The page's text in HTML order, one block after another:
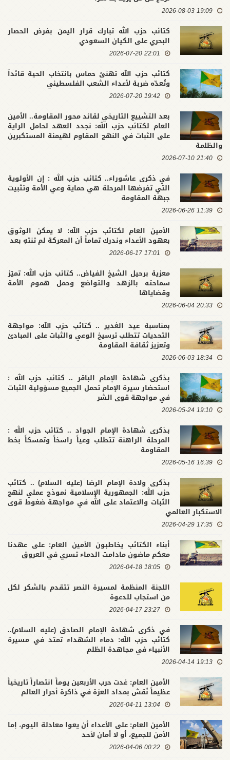
19:09 2026-08-03
كتائب حزب الله تبارك قرار اليمن بفرض الحصار
البحري على الكيان السعودي
22:01 2026-07-20
كتائب حزب الله تهنئ حماس بانتخاب الحية قائداً
وتُعدّه ضربة لأعداء الشعب الفلسطيني
19:42 2026-07-20
بعد التشييع التاريخي لقائد محور المقاومة.. الأمين
العام لكتائب حزب الله: نجدد العهد لحامل الراية
على الثبات في النهج المقاوم لهيمنة المستكبرين
والظلمة
21:40 2026-07-10
في ذكرى عاشوراء.. كتائب حزب الله : إن الأولوية
التي تفرضها المرحلة هي حماية وعي الأمة وتثبيت
جبهة المقاومة
11:39 2026-06-26
الأمين العام لكتائب حزب الله: لا يمكن الوثوق
بعهود الأعداء وندرك تماماً أن المعركة لم تنتهِ بعد
17:01 2026-06-17
معزية برحيل الشيخ الفياض.. كتائب حزب الله: تميّز
سماحته بالزهد والتواضع وحمل هموم الأمة
وقضاياها
20:33 2026-06-04
بمناسبة عيد الغدير .. كتائب حزب الله: مواجهة
التحديات تتطلب ترسيخ الوعي والثبات على المبادئ
وتعزيز ثقافة المقاومة
18:34 2026-06-03
بذكرى شهادة الإمام الباقر .. كتائب حزب الله :
استحضار سيرة الإمام تحمل الجميع مسؤولية الثبات
في مواجهة قوى الشر
19:10 2026-05-24
بذكرى شهادة الإمام الجواد .. كتائب حزب الله :
المرحلة الراهنة تتطلب وعياً راسخاً وتمسكاً بخط
المقاومة
16:39 2026-05-16
بذكرى ولادة الإمام الرضا (عليه السلام) .. كتائب
حزب الله: الجمهورية الإسلامية نموذج عملي لنهج
الثبات والاعتماد على الله في مواجهة ضغوط قوى
الاستكبار العالمي
17:35 2026-04-29
أبناء الكتائب يخاطبون الأمين العام: على عهدنا
معكم ماضون مادامت الدماء تسري في العروق
18:05 2026-04-18
اللجنة المنظمة لمسيرة النصر تتقدم بالشكر لكل
من استجاب للدعوة
23:27 2026-04-17
في ذكرى شهادة الإمام الصادق (عليه السلام)..
كتائب حزب الله: دماء الشهداء تمتد في مسيرة
الأنبياء في مجاهدة الظلم
19:13 2026-04-14
الأمين العام: غدت حرب الأربعين يوماً انتصاراً تاريخياً
عظيماً نُقش بمداد العزة في ذاكرة أحرار العالم
13:04 2026-04-11
الأمين العام: على الأعداء أن يعوا معادلة اليوم، إما
الأمن للجميع، أو لا أمان لأحد
00:22 2026-04-06